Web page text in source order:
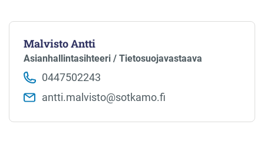
Malvisto Antti
Asianhallintasihteeri / Tietosuojavastaava
0447502243
antti.malvisto​@sotkamo.fi